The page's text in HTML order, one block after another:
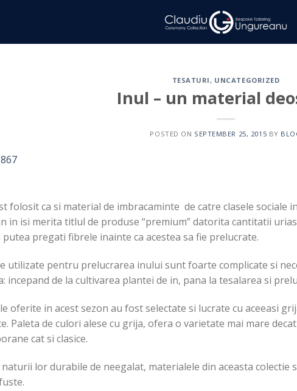
TESATURI, UNCATEGORIZED
Inul – un material
POSTED ON SEPTEMBER 25, 2015 BY
folosit ca si material de imbracaminte de catre clasele sociale
in isi merita titlul de produse “premium” datorita cantitatii
pregati fibrele inainte ca acestea sa fie prelucrate.
utilizate pentru prelucrarea inului sunt foarte complicate si
incepand de la cultivarea plantei de in, pana la tesalarea si
oferite in acest sezon au fost selectate si lucrate cu aceeasi
Paleta de culori alese cu grija, ofera o varietate mai mare
cat si clasice.
lor durabile de neegalat, materialele din aceasta colectie